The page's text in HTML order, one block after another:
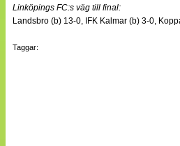
Linköpings FC:s väg till final:
Landsbro (b) 13-0, IFK Kalmar (b) 3-0,
Taggar: